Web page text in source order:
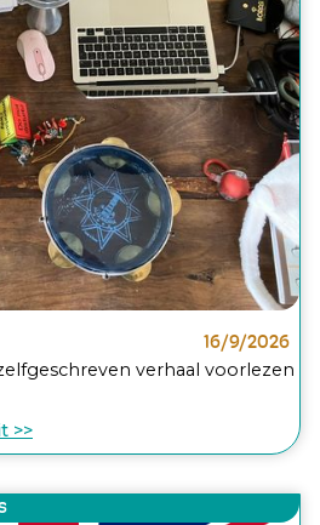
16/9/2026
verhaal voorlezen
>>